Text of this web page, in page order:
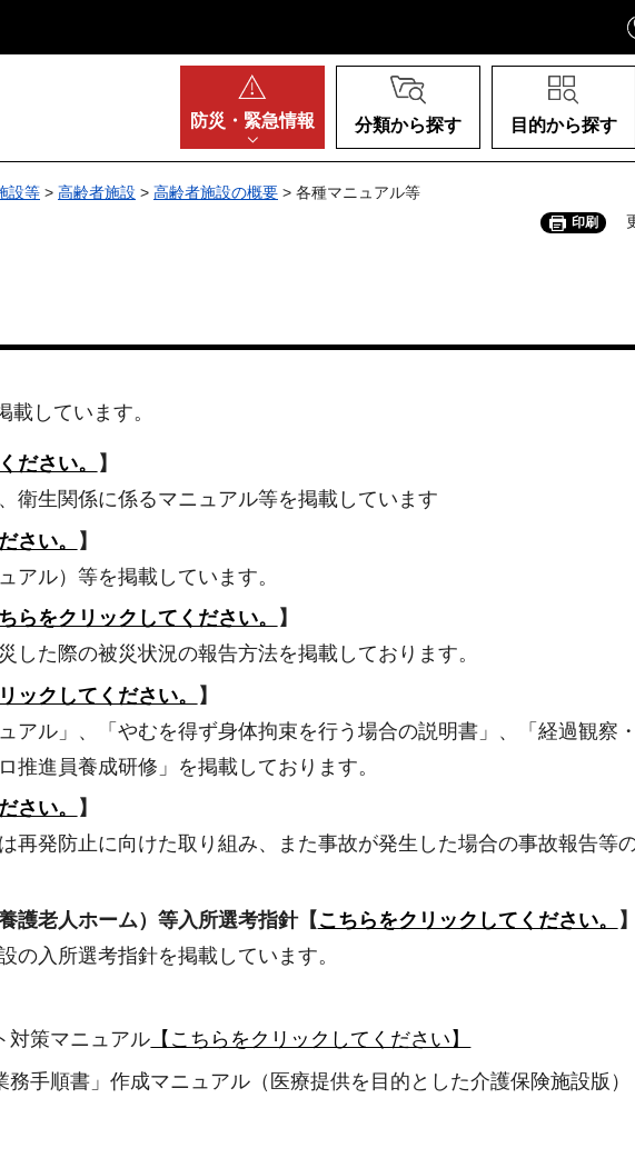
防災・ 緊急情報 分類から探す 目的から探す
設等 > 高齢者施設 > 高齢者施設の概要 > 各種マニュアル等
印刷
しています。
ださい。
】
衛生関係に係るマニュアル等を掲載しています
さい。
】
アル）等を掲載しています。
らをクリックしてください。
】
した際の被災状況の報告方法を掲載しております。
ックしてください。
】
アル」、「やむを得ず身体拘束を行う場合の説明書」、「経過観察
推進員養成研修」を掲載しております。
さい。
】
再発防止に向けた取り組み、また事故が発生した場合の事故報告等
護老人ホーム）等入所選考指針【 こちらをクリックしてください。
】
の入所選考指針を掲載しています。
対策マニュアル 【こちらをクリックしてください】
手順書」作成マニュアル（医療提供を目的とした介護保険施設版）